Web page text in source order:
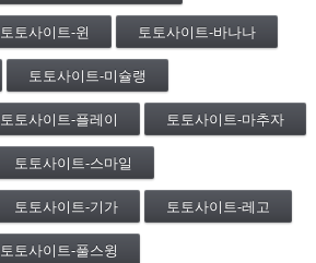
토토사이트-윈 토토사이트-바나나
토토사이트-미슐랭
토토사이트-플레이 토토사이트-마추자
토토사이트-스마일
토토사이트-기가 토토사이트-레고
토토사이트-풀스윙